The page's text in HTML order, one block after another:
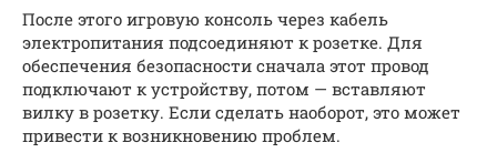
После этого игровую консоль через кабель
электропитания подсоединяют к розетке. Для
обеспечения безопасности сначала этот провод
подключают к устройству, потом — вставляют
вилку в розетку. Если сделать наоборот, это может
привести к возникновению проблем.